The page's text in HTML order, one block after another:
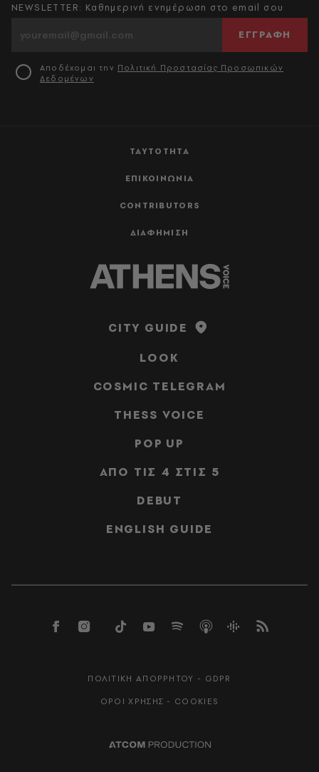
ΤΑΥΤΟΤΗΤΑ
ΕΠΙΚΟΙΝΩΝΙΑ
CONTRIBUTORS
ΔΙΑΦΗΜΙΣΗ
NEWSLETTER: Καθημερινή ενημέρωση στο email σου
ΕΓΓΡΑΦΗ
Αποδέχομαι την Πολιτική Προστασίας Προσωπικών
Δεδομένων
CITY GUIDE
LOOK
COSMIC TELEGRAM
THESS VOICE
POP UP
ΑΠΟ ΤΙΣ 4 ΣΤΙΣ 5
DEBUT
ENGLISH GUIDE
ΠΟΛΙΤΙΚΗ ΑΠΟΡΡΗΤΟΥ - GDPR
ΟΡΟΙ ΧΡΗΣΗΣ - COOKIES